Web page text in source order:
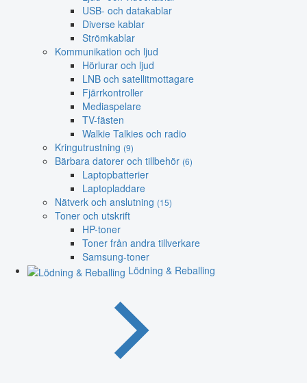
USB- och datakablar
Diverse kablar
Strömkablar
Kommunikation och ljud
Hörlurar och ljud
LNB och satellitmottagare
Fjärrkontroller
Mediaspelare
TV-fästen
Walkie Talkies och radio
Kringutrustning (9)
Bärbara datorer och tillbehör (6)
Laptopbatterier
Laptopladdare
Nätverk och anslutning (15)
Toner och utskrift
HP-toner
Toner från andra tillverkare
Samsung-toner
Lödning & Reballing